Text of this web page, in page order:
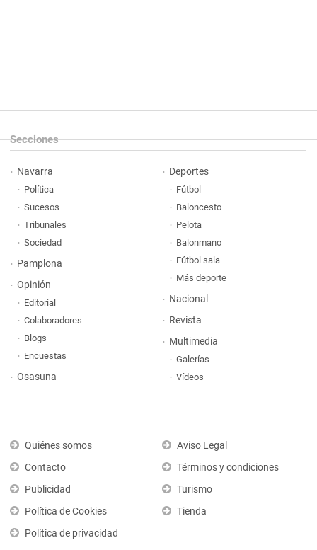
Secciones
Navarra
Política
Sucesos
Tribunales
Sociedad
Pamplona
Opinión
Editorial
Colaboradores
Blogs
Encuestas
Osasuna
Deportes
Fútbol
Baloncesto
Pelota
Balonmano
Fútbol sala
Más deporte
Nacional
Revista
Multimedia
Galerías
Vídeos
Quiénes somos
Contacto
Publicidad
Política de Cookies
Política de privacidad
Aviso Legal
Términos y condiciones
Turismo
Tienda